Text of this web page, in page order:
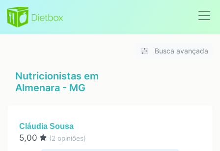
Busca avançada
Nutricionistas em
Almenara - MG
Cláudia Sousa
5,00 (2 opiniões)